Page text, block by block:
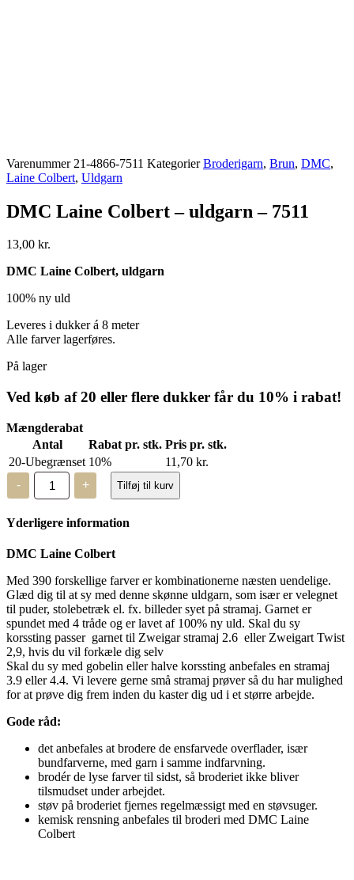
Varenummer 21-4866-7511 Kategorier Broderigarn, Brun, DMC,
Laine Colbert, Uldgarn
DMC Laine Colbert – uldgarn – 7511
13,00 kr.
DMC Laine Colbert, uldgarn
100% ny uld
Leveres i dukker á 8 meter
Alle farver lagerføres.
På lager
Ved køb af 20 eller flere dukker får du 10% i rabat!
Mængderabat
Antal
Rabat pr. stk. Pris pr. stk.
20-Ubegrænset 10% 11,70 kr.
-
DMC
Laine
Colbert
uldgarn
7511
+ Tilføj til kurv
Yderligere information
DMC Laine Colbert
Med 390 forskellige farver er kombinationerne næsten uendelige.
Glæd dig til at sy med denne skønne uldgarn, som især er velegnet
til puder, stolebetræk el. fx. billeder syet på stramaj. Garnet er
spundet med 4 tråde og er lavet af 100% ny uld. Skal du sy
korssting passer garnet til Zweigar stramaj 2.6 eller Zweigart Twist
2,9, hvis du vil forkæle dig selv
Skal du sy med gobelin eller halve korssting anbefales en stramaj
3.9 eller 4.4. Vi levere gerne små stramaj prøver så du har mulighed
for at prøve dig frem inden du kaster dig ud i et større arbejde.
Gode råd:
det anbefales at brodere de ensfarvede overflader, især
bundfarverne, med garn i samme indfarvning.
brodér de lyse farver til sidst, så broderiet ikke bliver
tilsmudset under arbejdet.
støv på broderiet fjernes regelmæssigt med en støvsuger.
kemisk rensning anbefales til broderi med DMC Laine
Colbert